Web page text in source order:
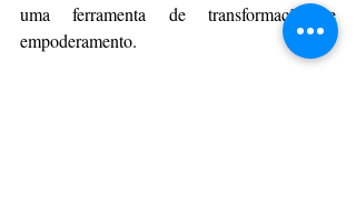
uma ferramenta de transformação e
empoderamento.